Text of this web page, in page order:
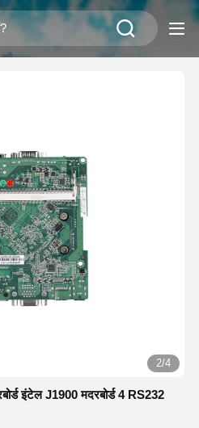
2/4
इंटेल J1900 मदरबोर्ड 4 RS232